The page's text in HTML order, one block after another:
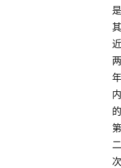
是
其
近
两
年
内
的
第
二
次